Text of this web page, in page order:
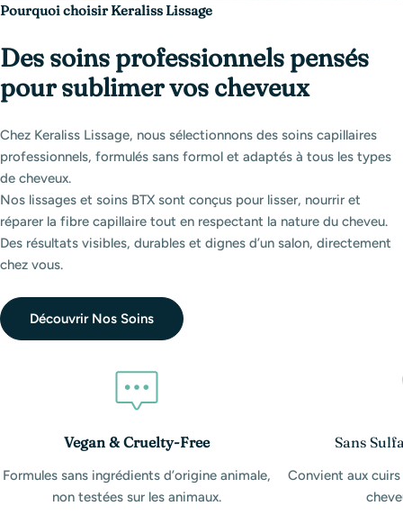
Pourquoi choisir Keraliss Lissage
Des soins professionnels pensés
pour sublimer vos cheveux
Chez Keraliss Lissage, nous sélectionnons des soins capillaires
professionnels, formulés sans formol et adaptés à tous les types
de cheveux.
Nos lissages et soins BTX sont conçus pour lisser, nourrir et
réparer la fibre capillaire tout en respectant la nature du cheveu.
Des résultats visibles, durables et dignes d’un salon, directement
chez vous.
Découvrir Nos Soins
Vegan & Cruelty-Free
Formules sans ingrédients d’origine animale,
non testées sur les animaux.
Sans
Convient aux